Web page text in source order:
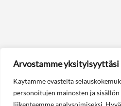
Arvostamme yksityisyyttäsi
Käytämme evästeitä
personoitujen mainosten ja
liikenteemme analysoimiseksi.